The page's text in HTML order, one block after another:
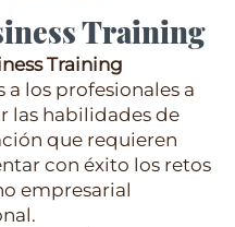
Training
Training
a los profesionales a
las habilidades de
que requieren
con éxito los retos
empresarial